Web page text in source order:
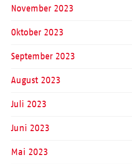
November 2023
Oktober 2023
September 2023
August 2023
Juli 2023
Juni 2023
Mai 2023